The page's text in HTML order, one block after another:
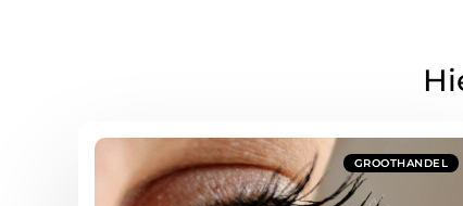
GROOTHANDEL